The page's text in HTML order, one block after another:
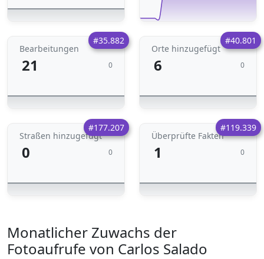
#35.882
Bearbeitungen
21 0
#40.801
Orte hinzugefügt
6 0
#177.207
Straßen hinzugefügt
0 0
#119.339
Überprüfte Fakten
1 0
Monatlicher Zuwachs der
Fotoaufrufe von Carlos Salado